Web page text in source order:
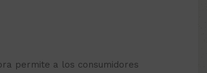
permite a los consumidores